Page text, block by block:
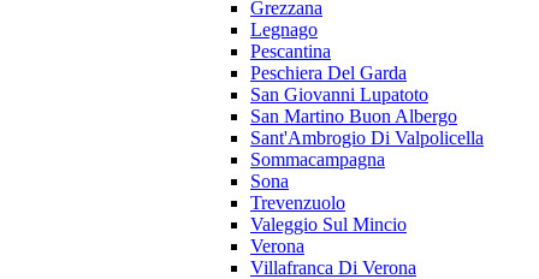
Grezzana
Legnago
Pescantina
Peschiera Del Garda
San Giovanni Lupatoto
San Martino Buon Albergo
Sant'Ambrogio Di Valpolicella
Sommacampagna
Sona
Trevenzuolo
Valeggio Sul Mincio
Verona
Villafranca Di Verona